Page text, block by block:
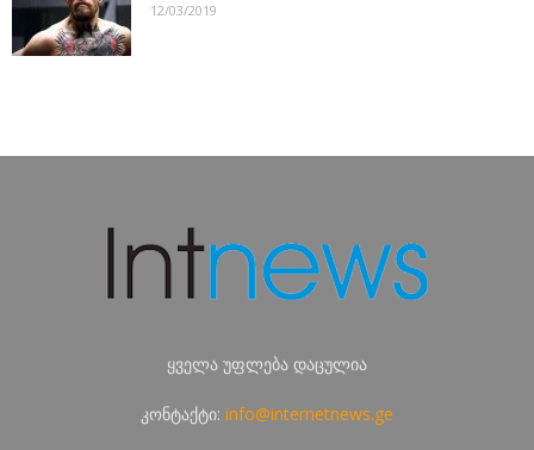
12/03/2019
ყველა უფლება დაცულია
კონტაქტი: info@internetnews.ge